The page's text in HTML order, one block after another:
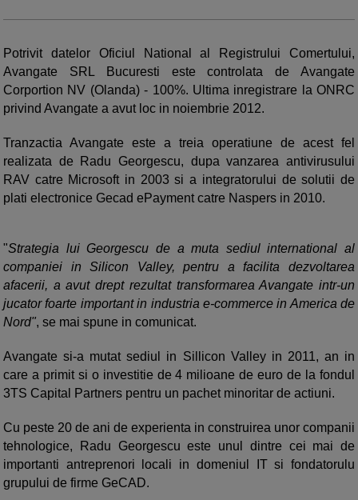
Potrivit datelor Oficiul National al Registrului Comertului,
Avangate SRL Bucuresti este controlata de Avangate
Corportion NV (Olanda) - 100%. Ultima inregistrare la ONRC
privind Avangate a avut loc in noiembrie 2012.
Tranzactia Avangate este a treia operatiune de acest fel
realizata de Radu Georgescu, dupa vanzarea antivirusului
RAV catre Microsoft in 2003 si a integratorului de solutii de
plati electronice Gecad ePayment catre Naspers in 2010.
"Strategia lui Georgescu de a muta sediul international al
companiei in Silicon Valley, pentru a facilita dezvoltarea
afacerii, a avut drept rezultat transformarea Avangate intr-un
jucator foarte important in industria e-commerce in America de
Nord", se mai spune in comunicat.
Avangate si-a mutat sediul in Sillicon Valley in 2011, an in
care a primit si o investitie de 4 milioane de euro de la fondul
3TS Capital Partners pentru un pachet minoritar de actiuni.
Cu peste 20 de ani de experienta in construirea unor companii
tehnologice, Radu Georgescu este unul dintre cei mai de
importanti antreprenori locali in domeniul IT si fondatorulu
grupului de firme GeCAD.